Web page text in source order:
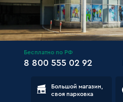
Бесплатно по РФ
8 800 555 02 92
Большой магазин,
своя парковка